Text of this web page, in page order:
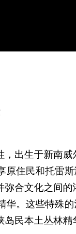
出生于新南
原住民和托雷
合文化之间的
华。这些特殊
民本土丛林